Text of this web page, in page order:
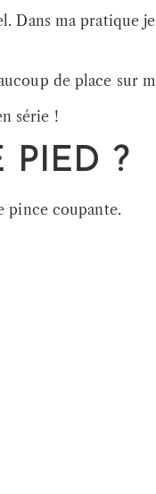
Dans ma pratique
de place sur
série !
PIED ?
pince coupante.